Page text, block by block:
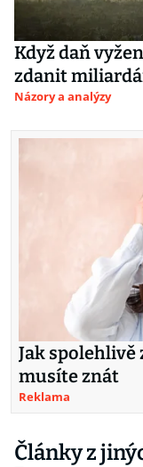
Když daň
zdanit
Názory a analýzy
Jak spolehlivě
musíte znát
Reklama
Články z